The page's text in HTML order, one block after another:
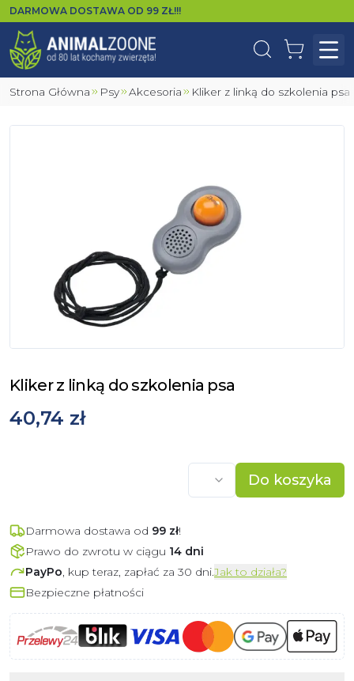
DARMOWA DOSTAWA OD 99 ZŁ!!!
WyszukajKoszyk
Strona Główna Psy Akcesoria Kliker z linką do szkolenia psa
Kliker z linką do szkolenia psa
40,74 zł
Do koszyka
Darmowa dostawa od 99 zł!
Prawo do zwrotu w ciągu 14 dni
PayPo, kup teraz, zapłać za 30 dni.Jak to działa?
Bezpieczne płatności